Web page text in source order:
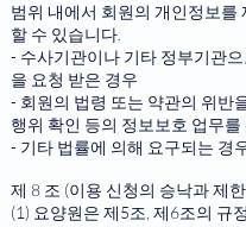
범위 내에서 회원의 개인정보를
할 수 있습니다.
- 수사기관이나 기타 정부기관
을 요청 받은 경우
- 회원의 법령 또는 약관의 위반
행위 확인 등의 정보보호 업무
- 기타 법률에 의해 요구되는 경
제 8 조 (이용 신청의 승낙과 제
(1) 요양원은 제5조, 제6조의 규